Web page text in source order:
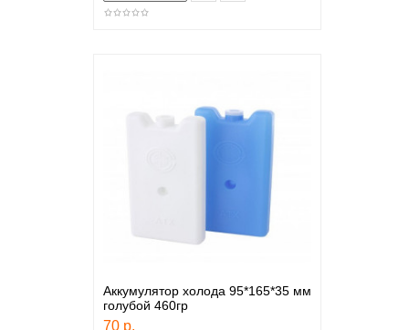
Аккумулятор холода 95*165*35 мм
голубой 460гр
70 р.